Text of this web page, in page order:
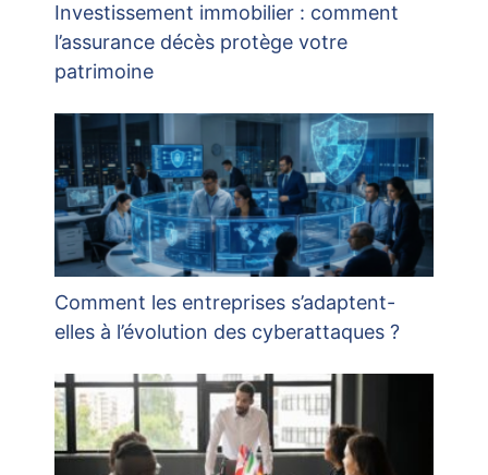
Investissement immobilier : comment
l’assurance décès protège votre
patrimoine
Comment les entreprises s’adaptent-
elles à l’évolution des cyberattaques ?